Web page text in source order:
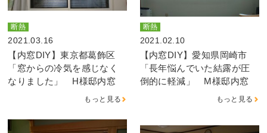
断熱
2021.03.16
【内窓DIY】東京都葛飾区
「窓からの冷気を感じなく
なりました」 H様邸内窓
もっと見る
断熱
2021.02.10
【内窓DIY】愛知県岡崎市
「長年悩んでいた結露が圧
倒的に軽減」 M様邸内窓
もっと見る